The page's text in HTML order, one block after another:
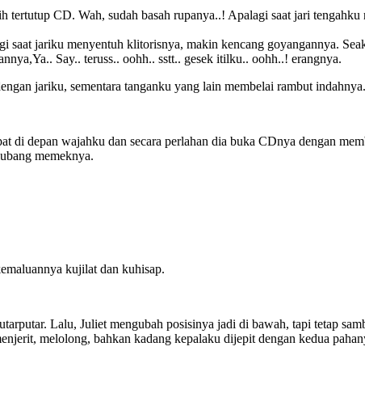
CD. Wah, sudah basah rupanya..! Apalagi saat jari
jariku menyentuh klitorisnya, makin kencang goyangannya.
Say.. teruss.. oohh.. sstt.. gesek itilku.. oohh..! erangnya.
jariku, sementara tanganku yang lain membelai rambut indahnya.
di depan wajahku dan secara perlahan dia buka CDnya dengan
memeknya.
kujilat dan kuhisap.
Lalu, Juliet mengubah posisinya jadi di bawah, tapi tetap
melolong, bahkan kadang kepalaku dijepit dengan kedua